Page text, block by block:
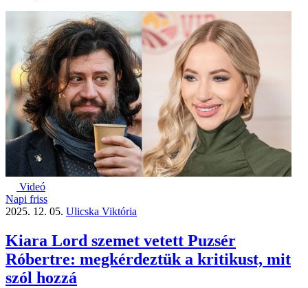
Videó
Napi friss
2025. 12. 05. Ulicska Viktória
Kiara Lord szemet vetett Puzsér
Róbertre: megkérdeztük a kritikust, mit
szól hozzá